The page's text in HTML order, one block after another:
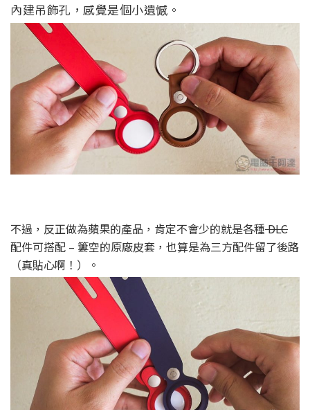
內建吊飾孔，感覺是個小遺憾。
不過，反正做為蘋果的產品，肯定不會少的就是各種DLC
配件可搭配 – 簍空的原廠皮套，也算是為三方配件留了後路
（真貼心啊！）。